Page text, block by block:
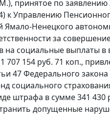
принятое по
к Управлению
Ямало-Ненецкого
за
на социальные выплаты
154 руб. 71 коп.,
47Федерального
социального
штрафа в сумме 341
допущенные